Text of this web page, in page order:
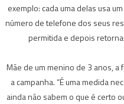
exemplo: cada uma delas usa
número de telefone dos seus
permitida e depois
Mãe de um menino de 3 anos, a
a campanha. “É uma medida
ainda não sabem o que é certo